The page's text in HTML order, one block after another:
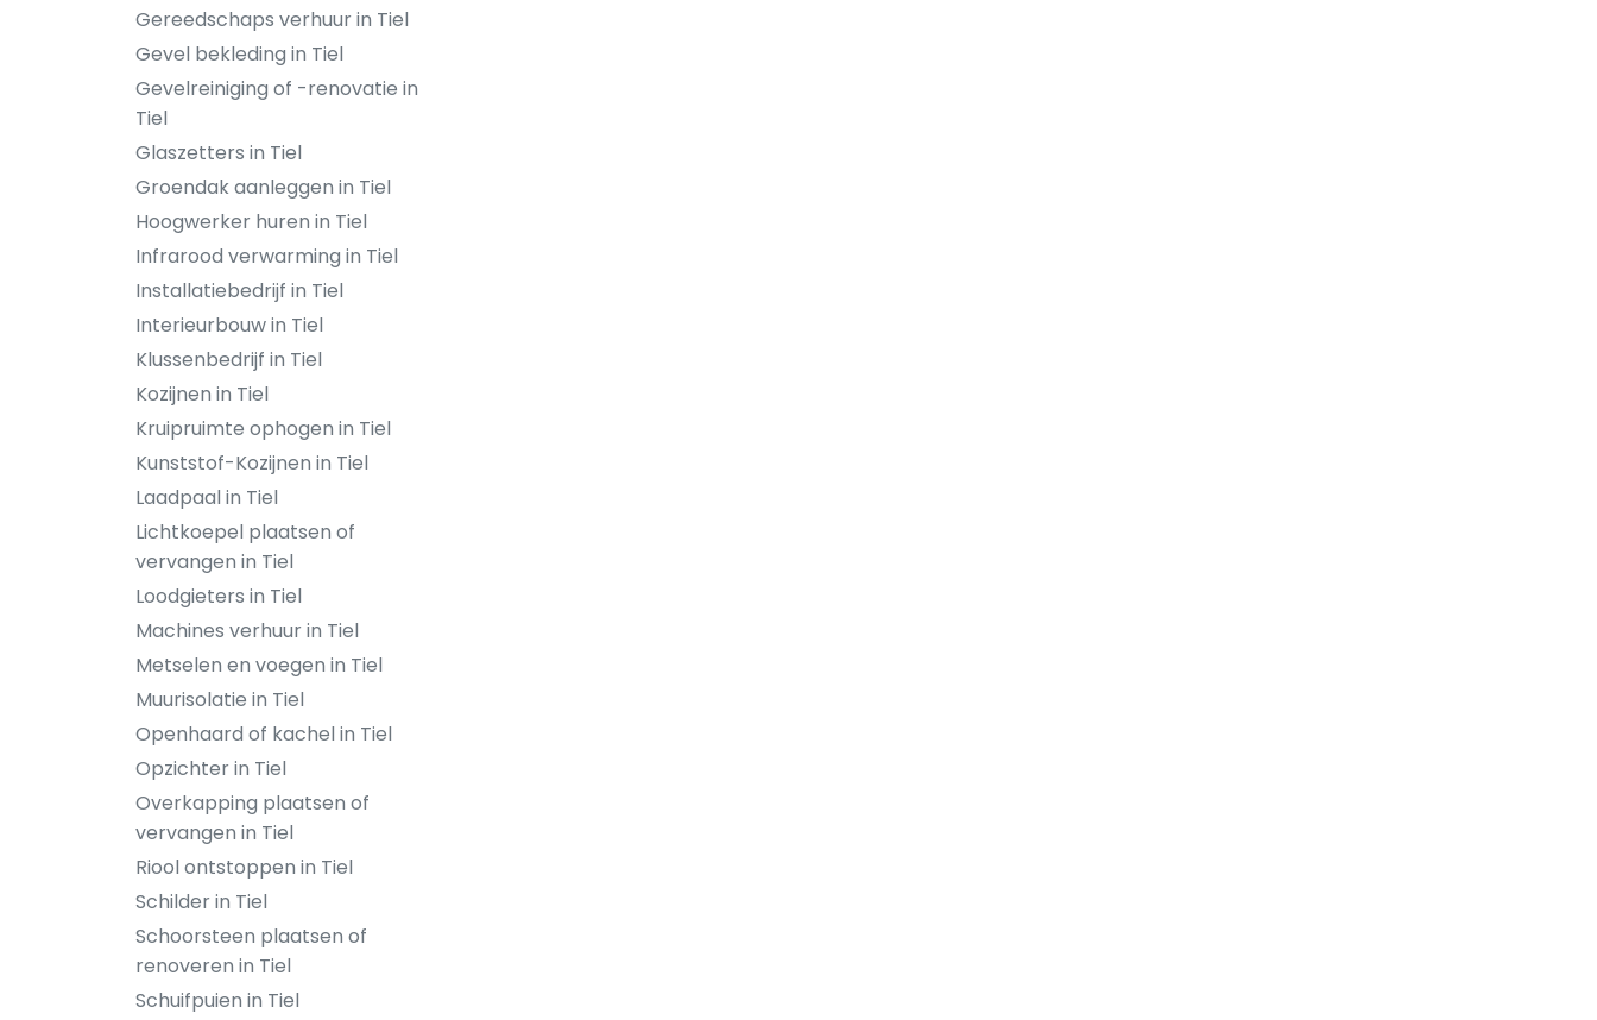
Gereedschaps verhuur in Tiel
Gevel bekleding in Tiel
Gevelreiniging of -renovatie in
Tiel
Glaszetters in Tiel
Groendak aanleggen in Tiel
Hoogwerker huren in Tiel
Infrarood verwarming in Tiel
Installatiebedrijf in Tiel
Interieurbouw in Tiel
Klussenbedrijf in Tiel
Kozijnen in Tiel
Kruipruimte ophogen in Tiel
Kunststof-Kozijnen in Tiel
Laadpaal in Tiel
Lichtkoepel plaatsen of
vervangen in Tiel
Loodgieters in Tiel
Machines verhuur in Tiel
Metselen en voegen in Tiel
Muurisolatie in Tiel
Openhaard of kachel in Tiel
Opzichter in Tiel
Overkapping plaatsen of
vervangen in Tiel
Riool ontstoppen in Tiel
Schilder in Tiel
Schoorsteen plaatsen of
renoveren in Tiel
Schuifpuien in Tiel